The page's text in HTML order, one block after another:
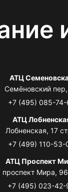
АТЦ
Семёновский
+7 (495) 085-74-
АТЦ
Лобненская, 17
+7 (499) 110-53-
АТЦ Проспект
проспект Мира,
+7 (495) 023-42-